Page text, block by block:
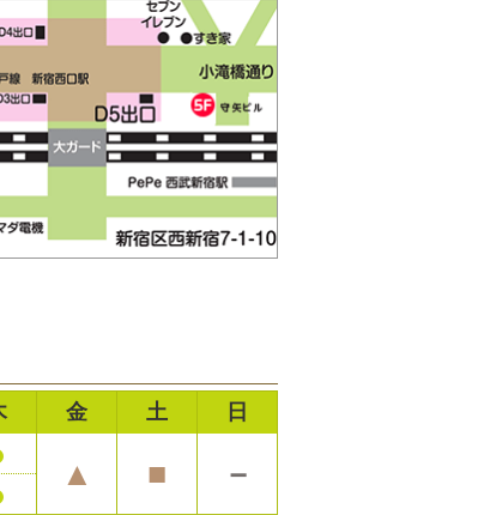
金 土
日
▲ ■ －